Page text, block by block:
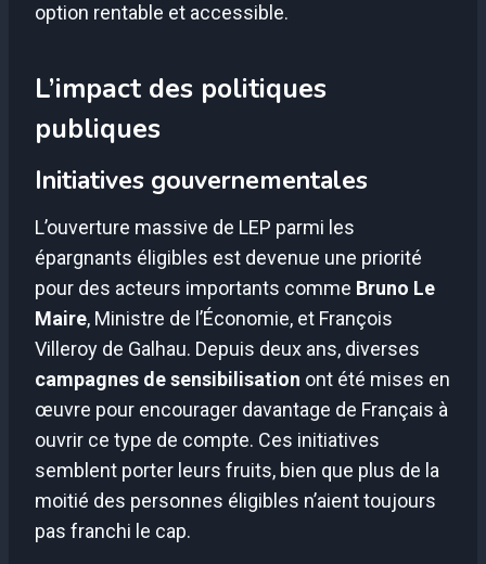
option rentable et accessible.
L’impact des politiques
publiques
Initiatives gouvernementales
L’ouverture massive de LEP parmi les
épargnants éligibles est devenue une priorité
pour des acteurs importants comme Bruno Le
Maire, Ministre de l’Économie, et François
Villeroy de Galhau. Depuis deux ans, diverses
campagnes de sensibilisation ont été mises en
œuvre pour encourager davantage de Français à
ouvrir ce type de compte. Ces initiatives
semblent porter leurs fruits, bien que plus de la
moitié des personnes éligibles n’aient toujours
pas franchi le cap.